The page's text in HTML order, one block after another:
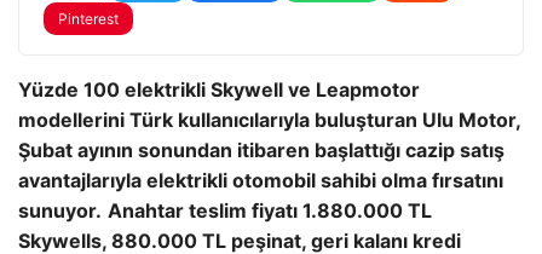
Pinterest
Yüzde 100 elektrikli Skywell ve Leapmotor
modellerini Türk kullanıcılarıyla buluşturan Ulu Motor,
Şubat ayının sonundan itibaren başlattığı cazip satış
avantajlarıyla elektrikli otomobil sahibi olma fırsatını
sunuyor. Anahtar teslim fiyatı 1.880.000 TL
Skywells, 880.000 TL peşinat, geri kalanı kredi